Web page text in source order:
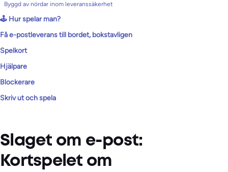
Byggd av nördar inom leveranssäkerhet
🕹️ Hur spelar man?
Få e-postleverans till bordet, bokstavligen
Spelkort
Hjälpare
Blockerare
Skriv ut och spela
Slaget om e-post:
Kortspelet om